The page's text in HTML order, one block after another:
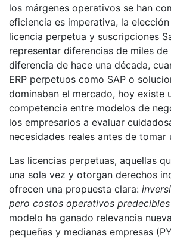
los márgenes operativos se han
eficiencia es imperativa, la
licencia perpetua y suscripciones
representar diferencias de miles de
diferencia de hace una década,
ERP perpetuos como SAP o
dominaban el mercado, hoy existe
competencia entre modelos de
los empresarios a evaluar
necesidades reales antes de tomar
Las licencias perpetuas, aquellas
una sola vez y otorgan derechos
ofrecen una propuesta clara:
pero costos operativos
modelo ha ganado relevancia
pequeñas y medianas empresas